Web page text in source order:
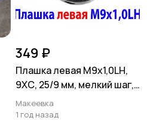
349 ₽
Плашка левая М9х1,0LH,
9ХС, 25/9 мм, мелкий шаг,
2650-1662.
Макеевка
1 год назад